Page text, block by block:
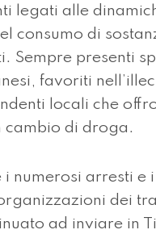
legati alle
consumo di
Sempre presenti
favoriti
locali che
cambio di droga.
i numerosi arresti e
dei
ad inviare in